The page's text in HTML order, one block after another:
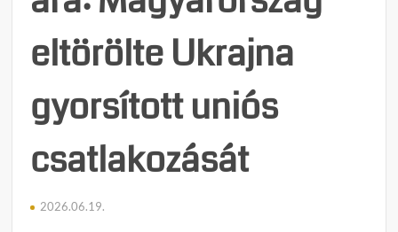
eltörölte Ukrajna
gyorsított uniós
csatlakozását
2026.06.19.